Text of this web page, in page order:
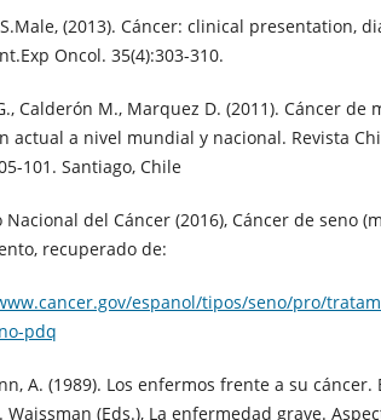
(2013). Cáncer: clinical presentation,
Oncol. 35(4):303-310.
Calderón M., Marquez D. (2011). Cáncer de
actual a nivel mundial y nacional. Revista
101. Santiago, Chile
del Cáncer (2016), Cáncer de seno
recuperado de:
espanol/tipos/seno/pro/
pdq
A. (1989). Los enfermos frente a su cáncer.
Waissman (Eds.), La enfermedad grave.